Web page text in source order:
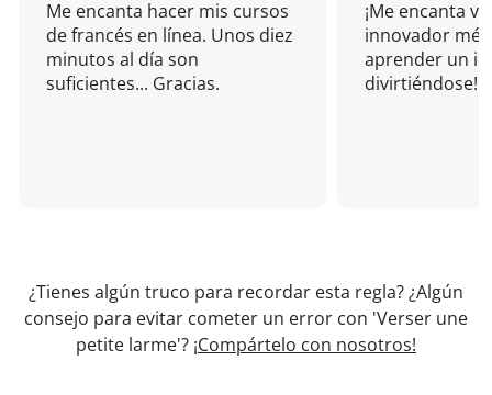
Me encanta hacer mis cursos
de francés en línea. Unos diez
minutos al día son
suficientes... Gracias.
¡Me encanta
innovador
aprender un
divirtiéndose!
¿Tienes algún truco para recordar esta regla? ¿Algún
consejo para evitar cometer un error con 'Verser une
petite larme'? ¡Compártelo con nosotros!